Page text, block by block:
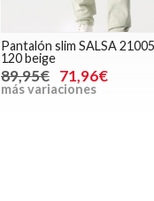
Pantalón slim SALSA
120 beige
89,95€ 71,96€
más variaciones